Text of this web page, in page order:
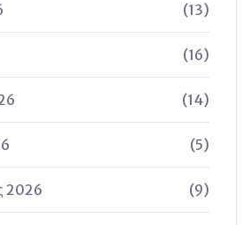
(13)
(16)
(14)
(5)
2026 (9)